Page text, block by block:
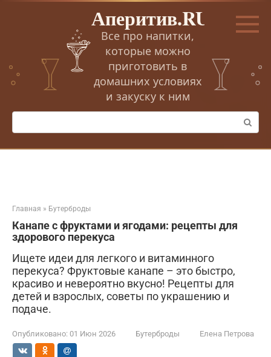
Перейти
Аперитив.RU
Все про напитки,
которые можно
приготовить в
домашних условиях
и закуску к ним
Поиск:
Главная » Бутерброды
Канапе с фруктами и ягодами: рецепты для
здорового перекуса
Ищете идеи для легкого и витаминного
перекуса? Фруктовые канапе – это быстро,
красиво и невероятно вкусно! Рецепты для
детей и взрослых, советы по украшению и
подаче.
Опубликовано: 01 Июн 2026 Бутерброды Елена Петрова